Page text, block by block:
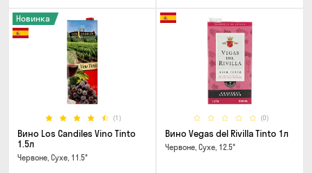
(1)
Новинка
Вино Los Candiles Vino Tinto
1.5л
Червоне, Сухе, 11.5°
(0)
Вино Vegas del Rivilla Tinto 1л
Червоне, Сухе, 12.5°